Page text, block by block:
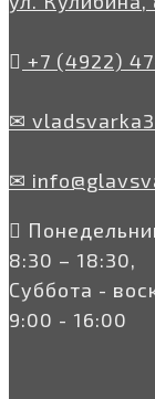
+7 (4922)
✉
✉
8:30 – 18:30,
Суббота -
9:00 - 16:00